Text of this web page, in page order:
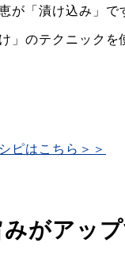
が「漬け込み」で
」のテクニックを
ピはこちら＞＞
がアッ